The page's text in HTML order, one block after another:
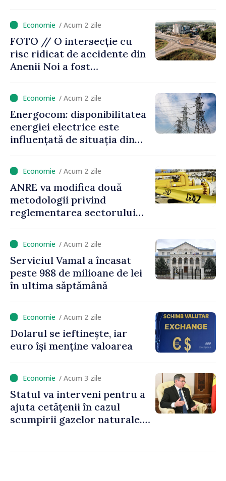
la 8700 de lei pentru vacanțe
în Republica Moldova
/ Acum 2 zile
FOTO // O intersecție cu
risc ridicat de accidente din
Anenii Noi a fost
/ Acum 2 zile
Energocom: disponibilitatea
energiei electrice este
influențată de situația din
/ Acum 2 zile
ANRE va modifica două
metodologii privind
reglementarea sectorului
/ Acum 2 zile
Serviciul Vamal a încasat
peste 988 de milioane de lei
în ultima săptămână
/ Acum 2 zile
Dolarul se ieftinește, iar
euro își menține valoarea
/ Acum 3 zile
Statul va interveni pentru a
ajuta cetățenii în cazul
scumpirii gazelor naturale.